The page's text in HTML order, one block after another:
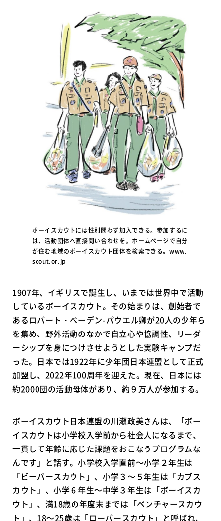
ボーイスカウトには性別問わず加入できる。参加するに
は、活動団体へ直接問い合わせを。ホームページで自分
が住む地域のボーイスカウト団体を検索できる。www.
scout.or.jp
1907年、イギリスで誕生し、いまでは世界中で活動
しているボーイスカウト。その始まりは、創始者で
あるロバート・ベーデン-パウエル卿が20人の少年ら
を集め、野外活動のなかで自立心や協調性、リーダ
ーシップを身につけさせようとした実験キャンプだ
った。日本では1922年に少年団日本連盟として正式
加盟し、2022年100周年を迎えた。現在、日本には
約2000団の活動母体があり、約９万人が参加する。
ボーイスカウト日本連盟の川瀬政美さんは、「ボー
イスカウトは小学校入学前から社会人になるまで、
一貫して年齢に応じた課題をおこなうプログラムな
んです」と話す。小学校入学直前～小学２年生は
「ビーバースカウト」、小学３～５年生は「カブス
カウト」、小学６年生～中学３年生は「ボーイスカ
ウト」、満18歳の年度末までは「ベンチャースカウ
ト」、18～25歳は「ローバースカウト」と呼ばれ、